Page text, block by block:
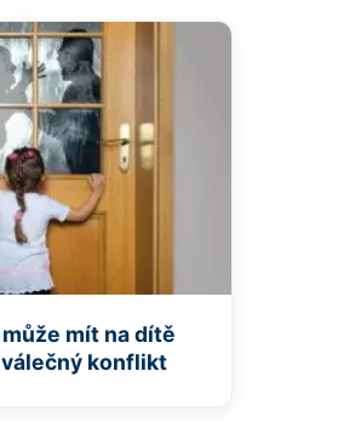
mít na dítě
konflikt